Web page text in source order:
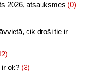
2026, atsauksmes (0)
cik droši tie ir
ir ok? (3)